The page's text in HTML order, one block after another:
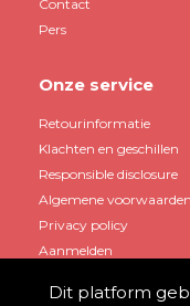
Contact
Pers
Onze service
Retourinformatie
Klachten en geschillen
Responsible disclosure
Algemene voorwaarden
Privacy policy
Aanmelden
Dit platform